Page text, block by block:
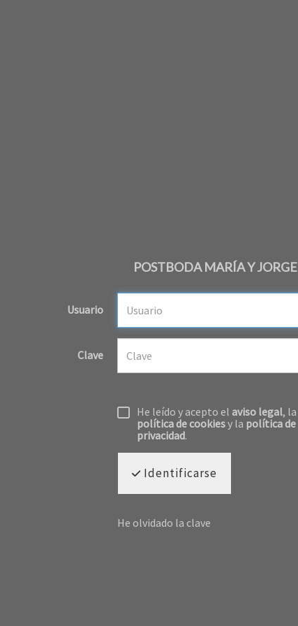
POSTBODA MARÍA Y JORGE
Usuario
Clave
He leído y acepto el aviso legal, la
política de cookiesy la política de
privacidad.
Identificarse
He olvidado la clave